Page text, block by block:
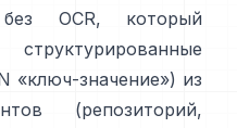
без OCR, который
«ключ-значение») из
(репозиторий,